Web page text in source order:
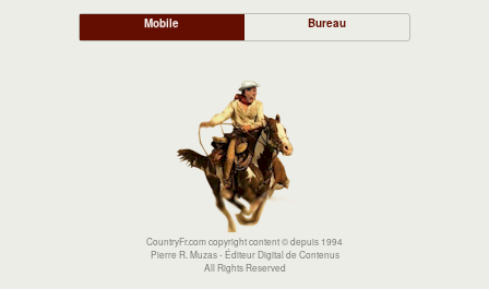
Mobile Bureau
CountryFr.com copyright content © depuis 1994
Pierre R. Muzas - Éditeur Digital de Contenus
All Rights Reserved